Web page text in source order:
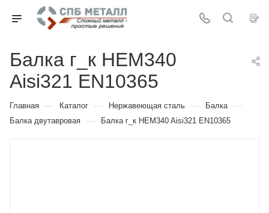
Балка г_к HEM340
Aisi321 EN10365
Главная — Каталог — Нержавеющая сталь — Балка —
Балка двутавровая — Балка г_к HEM340 Aisi321 EN10365